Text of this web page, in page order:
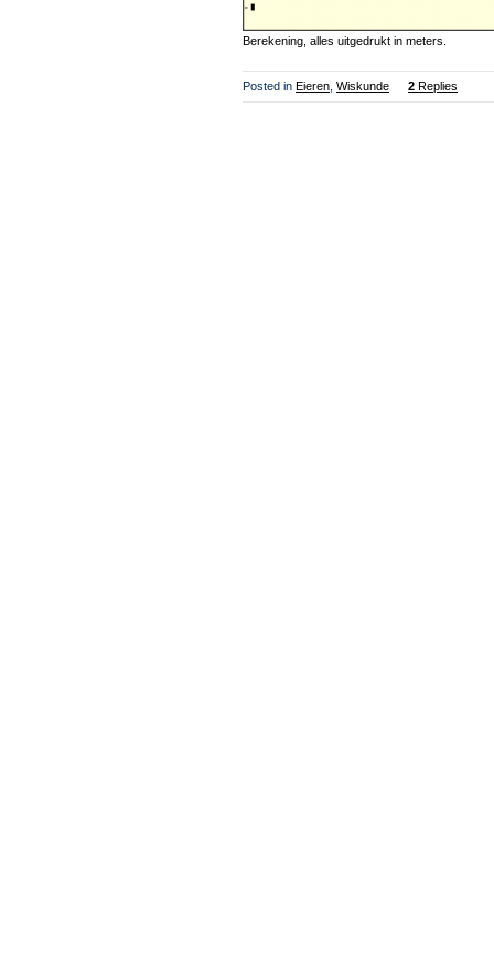
Berekening, alles uitgedrukt in meters.
Posted in Eieren Wiskunde 2 Replies